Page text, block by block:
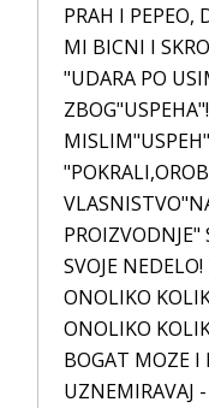
PRAH I PEPEO,
MI BICNI I
"UDARA PO
SVOJE
ONOLIKO
ONOLIKO
BOGAT MOZE I
UZNEMIRAVAJ